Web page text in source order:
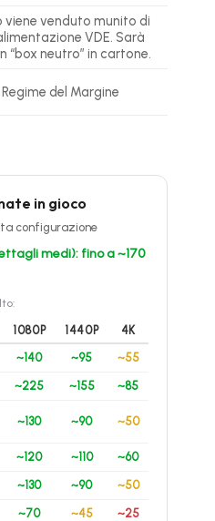
viene venduto munito di
VDE. Sarà
“box neutro” in cartone.
del Margine
in gioco
configurazione
medi): fino a ~170
1080P 1440P
4K
~140 ~95 ~55
~225 ~155 ~85
~130 ~90 ~50
~120 ~110 ~60
~130 ~90 ~50
~70 ~45 ~25